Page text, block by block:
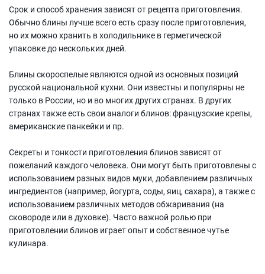
Срок и способ хранения зависят от рецепта приготовления.
Обычно блины лучше всего есть сразу после приготовления,
но их можно хранить в холодильнике в герметической
упаковке до нескольких дней.
Блины скороспелые являются одной из основных позиций
русской национальной кухни. Они известны и популярны не
только в России, но и во многих других странах. В других
странах также есть свои аналоги блинов: французские крепы,
американские панкейки и пр.
Секреты и тонкости приготовления блинов зависят от
пожеланий каждого человека. Они могут быть приготовлены с
использованием разных видов муки, добавлением различных
ингредиентов (например, йогурта, соды, яиц, сахара), а также с
использованием различных методов обжаривания (на
сковороде или в духовке). Часто важной ролью при
приготовлении блинов играет опыт и собственное чутье
кулинара.